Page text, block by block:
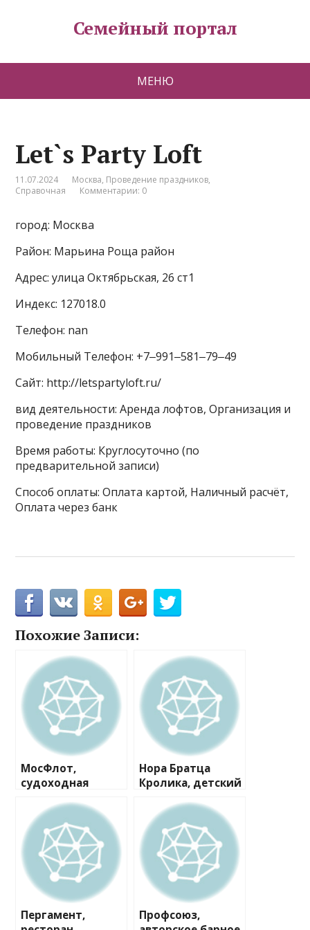
Семейный портал
МЕНЮ
Let`s Party Loft
11.07.2024 Москва, Проведение праздников,
Справочная
Комментарии: 0
город: Москва
Район: Марьина Роща район
Адрес: улица Октябрьская, 26 ст1
Индекс: 127018.0
Телефон: nan
Мобильный Телефон: +7‒991‒581‒79‒49
Сайт: http://letspartyloft.ru/
вид деятельности: Аренда лофтов, Организация и
проведение праздников
Время работы: Круглосуточно (по
предварительной записи)
Способ оплаты: Оплата картой, Наличный расчёт,
Оплата через банк
Похожие Записи:
МосФлот,
судоходная
Нора Братца
Кролика, детский
Пергамент,
Профсоюз,